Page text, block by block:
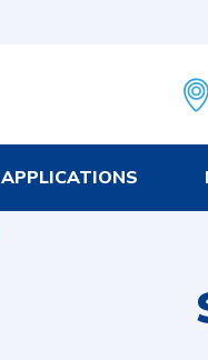
APPLICATIONS